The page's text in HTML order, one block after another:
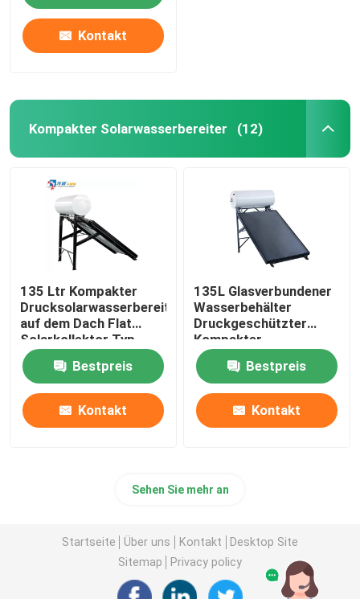
Kontakt
Kompakter Solarwasserbereiter (12)
135 Ltr Kompakter
Drucksolarwasserbereiter
auf dem Dach Flat
Solarkollektor Typ
Bestpreis
Kontakt
135L Glasverbundener
Wasserbehälter
Druckgeschützter
Kompakter
Solarwasserbereiter
Flachplatte
Solargeyser
Dachinstallation
Bestpreis
Kontakt
Sehen Sie mehr an
Startseite Über uns Kontakt
Desktop Site
Sitemap
Privacy policy